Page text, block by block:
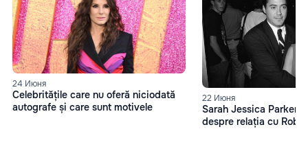
24 Июня
Celebritățile care nu oferă niciodată
autografe și care sunt motivele
22 Июня
Sarah Jessica Parker,
despre relația cu